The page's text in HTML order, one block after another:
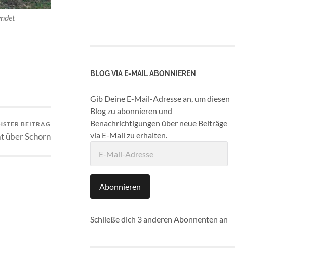
BEITRAG
über Schorn
BLOG VIA E-MAIL ABONNIEREN
Gib Deine E-Mail-Adresse an, um diesen
Blog zu abonnieren und
Benachrichtigungen über neue Beiträge
via E-Mail zu erhalten.
Mail-
Abonnieren
Schließe dich 3 anderen Abonnenten an